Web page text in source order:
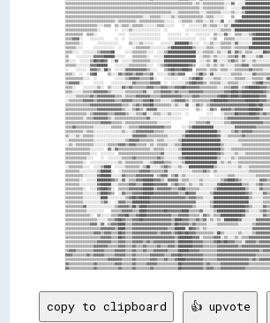
copy to clipboard 👍 upvote